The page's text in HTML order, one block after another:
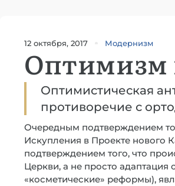
12 октября, 2017 Модернизм
Оптимизм
Оптимистическая
противоречие с
Очередным подтверждением
Искупления в Проекте нового
подтверждением того, что
Церкви, а не просто
«косметические» реформы),